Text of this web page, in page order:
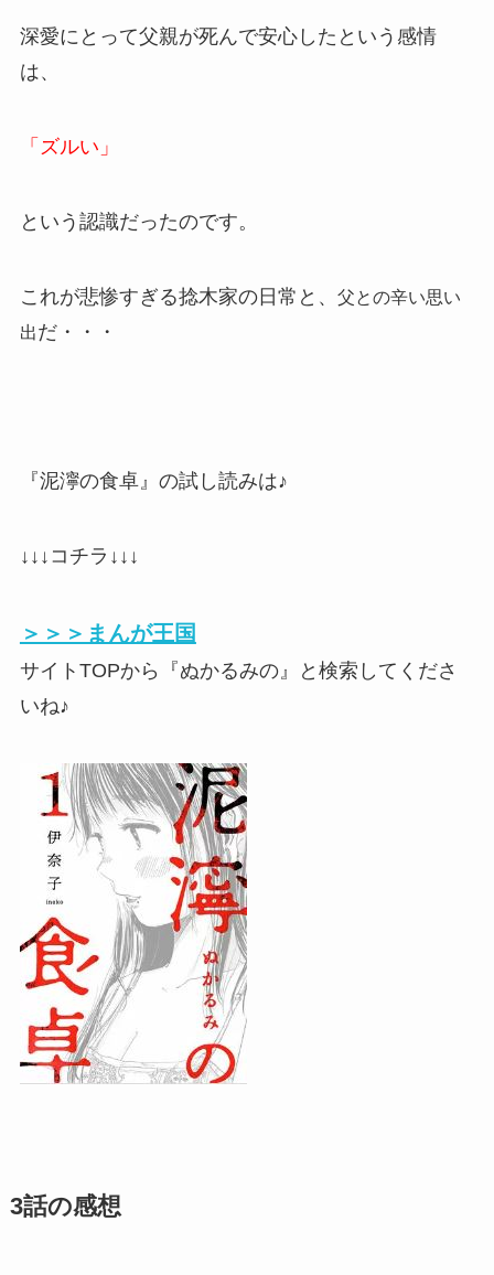
深愛にとって父親が死んで安心したという感情
は、
「ズルい」
という認識だったのです。
これが悲惨すぎる捻木家の日常と、 父との辛い思い
出だ・・・
『泥濘の食卓』の試し読みは♪
↓↓↓コチラ↓↓↓
＞＞＞まんが王国
サイトTOPから『ぬかるみの』と検索してくださ
いね♪
3話の感想